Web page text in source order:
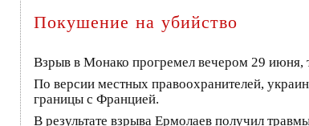
Покушение на убийство
Взрыв в Монако прогремел вечером 29 июня,
По версии местных правоохранителей,
границы с Францией.
В результате взрыва Ермолаев получил